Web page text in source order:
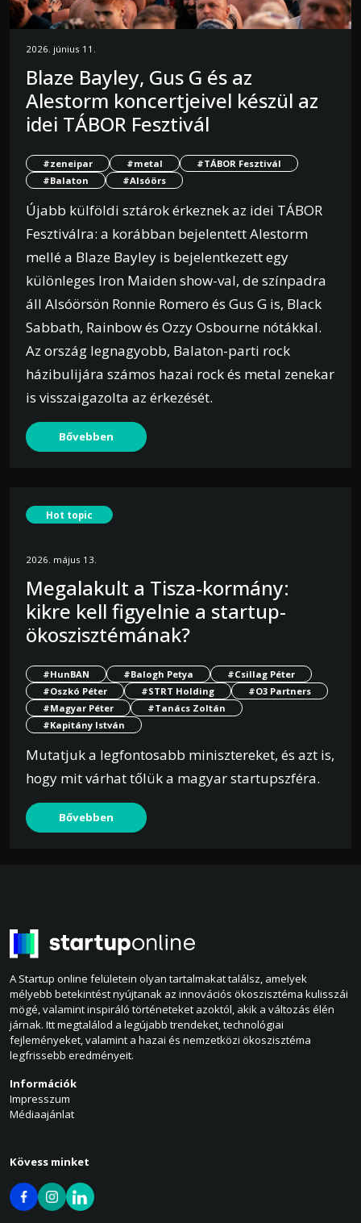
2026. június 11.
Blaze Bayley, Gus G és az
Alestorm koncertjeivel készül az
idei TÁBOR Fesztivál
#zeneipar #metal
#TÁBOR Fesztivál
#Balaton
#Alsóörs
Újabb külföldi sztárok érkeznek az idei TÁBOR
Fesztiválra: a korábban bejelentett Alestorm
mellé a Blaze Bayley is bejelentkezett egy
különleges Iron Maiden show-val, de színpadra
áll Alsóörsön Ronnie Romero és Gus G is, Black
Sabbath, Rainbow és Ozzy Osbourne nótákkal.
Az ország legnagyobb, Balaton-parti rock
házibulijára számos hazai rock és metal zenekar
is visszaigazolta az érkezését.
Bővebben
Hot topic
2026. május 13.
Megalakult a Tisza-kormány:
kikre kell figyelnie a startup-
ökoszisztémának?
#HunBAN #Balogh Petya
#Csillag Péter
#Oszkó Péter
#STRT Holding
#O3 Partners
#Magyar Péter
#Tanács Zoltán
#Kapitány István
Mutatjuk a legfontosabb minisztereket, és azt is,
hogy mit várhat tőlük a magyar startupszféra.
Bővebben
A Startup online felületein olyan tartalmakat találsz, amelyek
mélyebb betekintést nyújtanak az innovációs ökoszisztéma kulisszái
mögé, valamint inspiráló történeteket azoktól, akik a változás élén
járnak. Itt megtalálod a legújabb trendeket, technológiai
fejleményeket, valamint a hazai és nemzetközi ökoszisztéma
legfrissebb eredményeit.
Információk
Impresszum
Médiaajánlat
Kövess minket